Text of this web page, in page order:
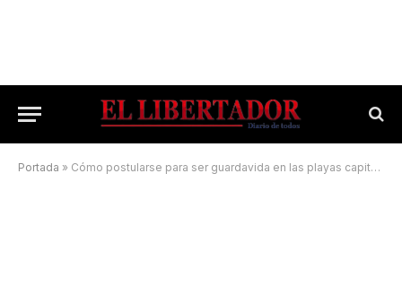
Portada » Cómo postularse para ser guardavida en las playas capitalinas este verano